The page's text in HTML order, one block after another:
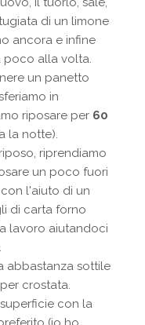
di un limone
ancora e infine
poco alla volta.
un panetto
in
riposare per 60
la notte).
riprendiamo
un poco fuori
l'aiuto di un
di carta forno
lavoro aiutandoci
abbastanza sottile
crostata.
con la